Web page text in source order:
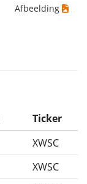
Afbeelding
Ticker
XWSC
XWSC